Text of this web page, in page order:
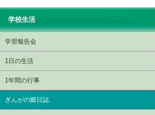
学校生活
学習報告会
1日の生活
1年間の行事
ぎんがの郷日誌